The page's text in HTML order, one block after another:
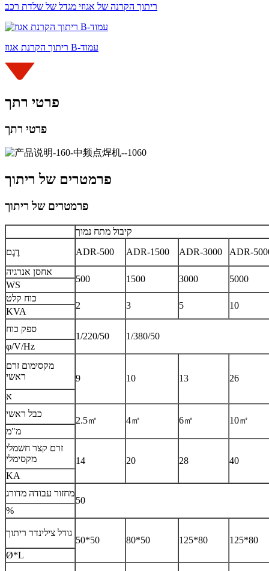
ריתוך הקרנה של אגוזי מגדל של שלדת רכב
ריתוך הקרנת אגוז B-עמוד
פרטי רתך
פרטי רתך
פרמטרים של ריתוך
פרמטרים של ריתוך
קיבול מתח נמוך
דֶגֶם
ADR-500 ADR-1500 ADR-3000
ADR-
אחסן אנרגיה
500 1500 3000 5000
WS
כוח קלט
2 3 5 10
KVA
ספק כוח
1/220/50
1/380/50
φ/V/Hz
מקסימום זרם
ראשי
9 10 13
26
א
כבל ראשי
2.5㎡ 4㎡ 6㎡
10㎡
מ"מ
זרם קצר חשמלי
מקסימלי
14 20 28
40
KA
מחזור עבודה מדורג
50
%
גודל צילינדר ריתוך
50*50 80*50 125*80
125*80
Ø*L